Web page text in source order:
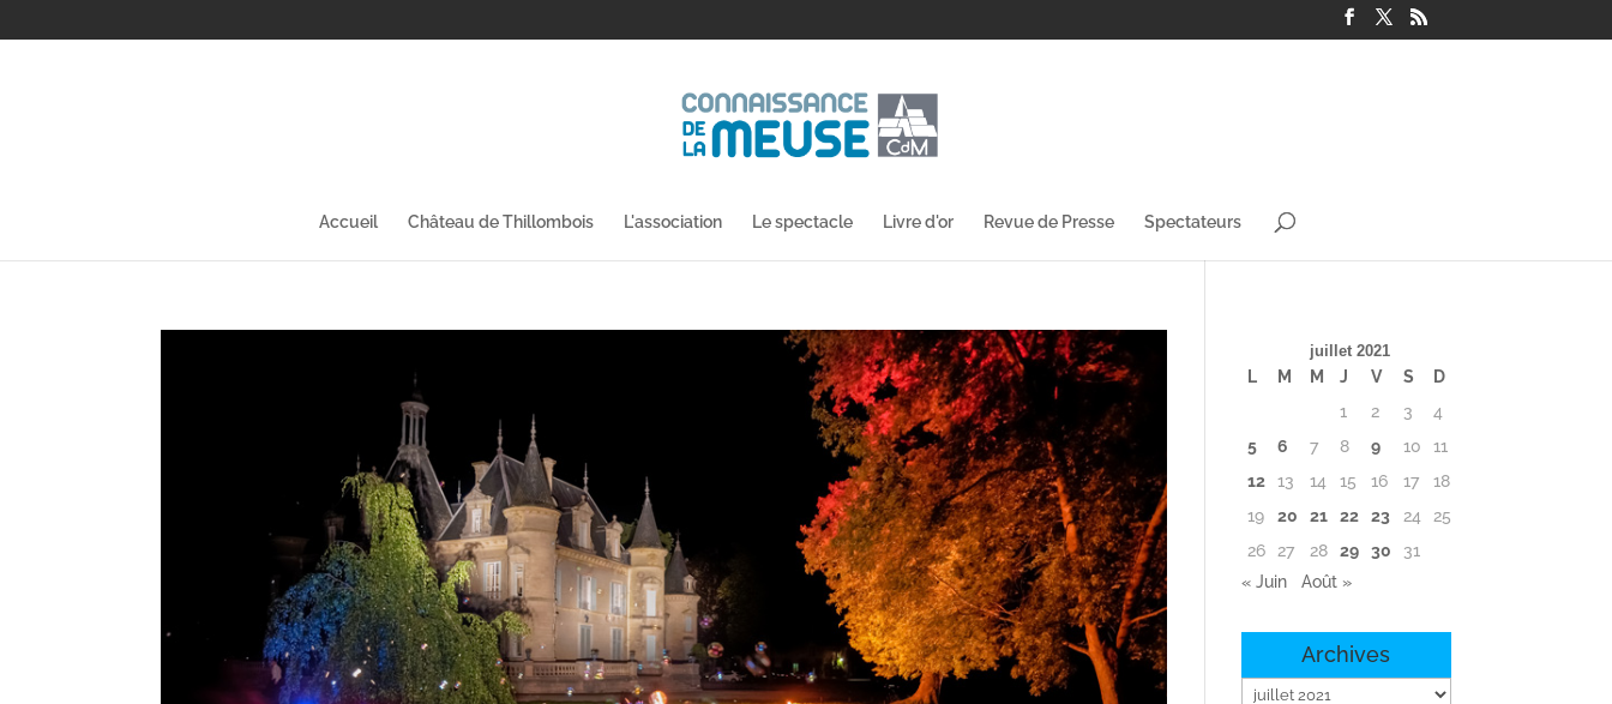
Accueil Château de Thillombois L'association Le spectacle Livre d'or Revue de Presse Spectateurs
juillet 2021
L M M J V S
D
1
2 3
4
5
6 7 8 9 10
11
12
13 14 15 16 17
18
19
20 21 22 23 24
25
26
27 28 29 30
31
« Juin
Août »
Archives
Archives